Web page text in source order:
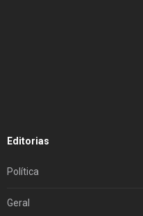
Editorias
Política
Geral